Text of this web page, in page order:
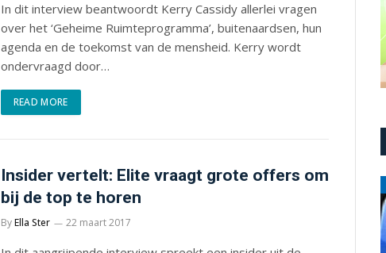
In dit interview beantwoordt Kerry Cassidy allerlei vragen
over het ‘Geheime Ruimteprogramma’, buitenaardsen, hun
agenda en de toekomst van de mensheid. Kerry wordt
ondervraagd door…
READ MORE
Insider vertelt: Elite vraagt grote offers om
bij de top te horen
By Ella Ster 22 maart 2017